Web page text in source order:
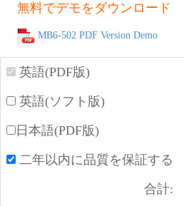
無料でデモをダウンロード
MB6-502 PDF Version Demo
英語(PDF版)
英語(ソフト版)
日本語(PDF版)
二年以内に品質を保証する
合計: